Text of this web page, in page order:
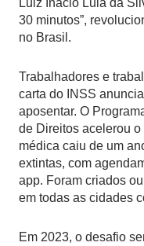
30 minutos”,
no Brasil.
Trabalhadores e
carta do INSS
aposentar. O
de Direitos acelerou
médica caiu de um
extintas, com
app. Foram criados
em todas as cidades
Em 2023, o desafio